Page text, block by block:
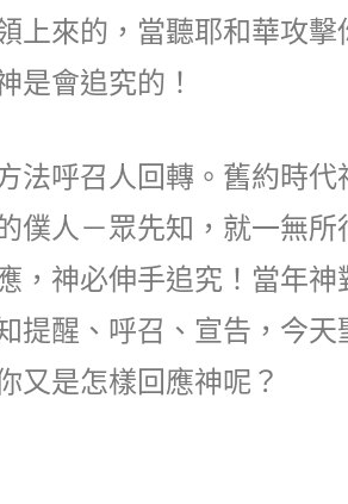
來的，當聽耶和華攻擊
是會追究的！
法呼召人回轉。舊約時
僕人－眾先知，就一無所
，神必伸手追究！當年
提醒、呼召、宣告，今天
又是怎樣回應神呢？